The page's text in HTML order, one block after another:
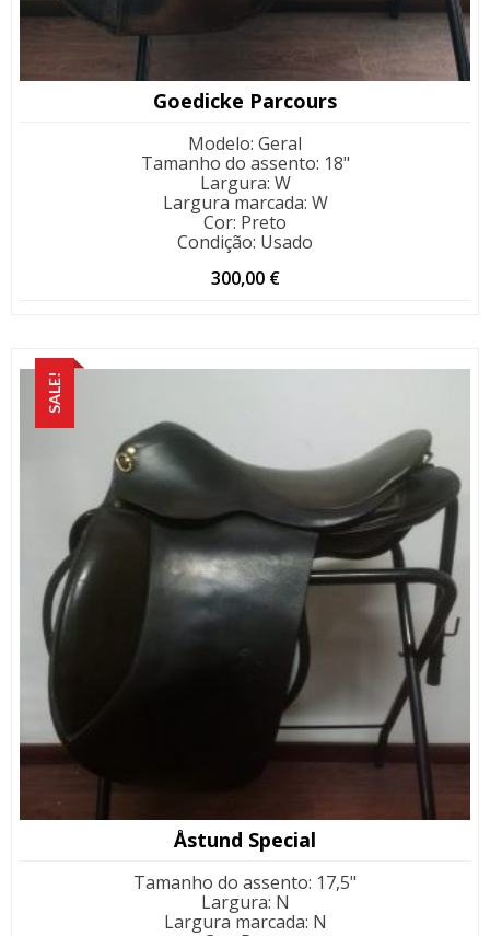
Goedicke Parcours
Modelo: Geral
Tamanho do assento: 18"
Largura: W
Largura marcada: W
Cor: Preto
Condição: Usado
300,00 €
SALE!
Åstund Special
Tamanho do assento: 17,5"
Largura: N
Largura marcada: N